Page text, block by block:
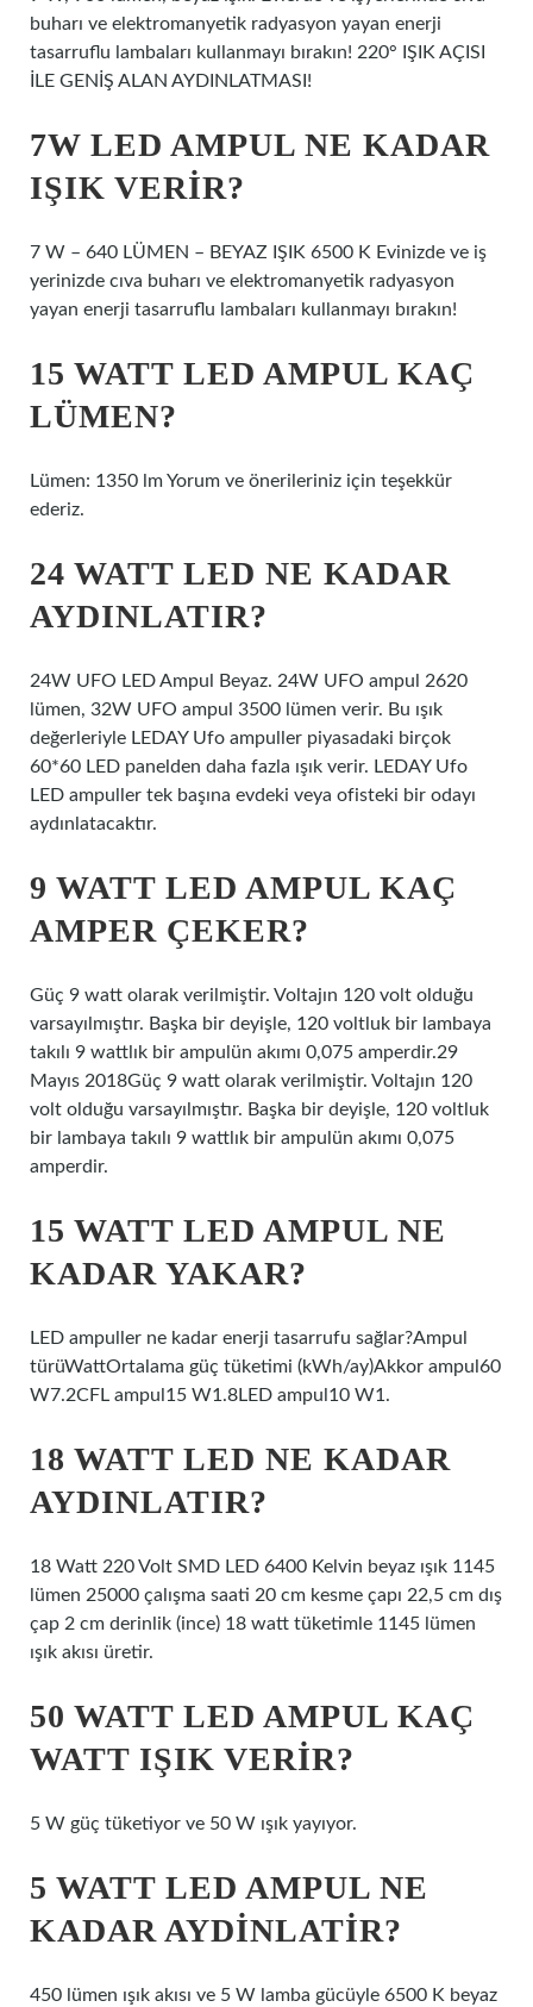
buharı ve elektromanyetik radyasyon yayan enerji
tasarruflu lambaları kullanmayı bırakın! 220° IŞIK AÇISI
İLE GENİŞ ALAN AYDINLATMASI!
7W LED AMPUL NE KADAR
IŞIK VERIR?
7 W – 640 LÜMEN – BEYAZ IŞIK 6500 K Evinizde ve iş
yerinizde cıva buharı ve elektromanyetik radyasyon
yayan enerji tasarruflu lambaları kullanmayı bırakın!
15 WATT LED AMPUL KAÇ
LÜMEN?
Lümen: 1350 lm Yorum ve önerileriniz için teşekkür
ederiz.
24 WATT LED NE KADAR
AYDINLATIR?
24W UFO LED Ampul Beyaz. 24W UFO ampul 2620
lümen, 32W UFO ampul 3500 lümen verir. Bu ışık
değerleriyle LEDAY Ufo ampuller piyasadaki birçok
60*60 LED panelden daha fazla ışık verir. LEDAY Ufo
LED ampuller tek başına evdeki veya ofisteki bir odayı
aydınlatacaktır.
9 WATT LED AMPUL KAÇ
AMPER ÇEKER?
Güç 9 watt olarak verilmiştir. Voltajın 120 volt olduğu
varsayılmıştır. Başka bir deyişle, 120 voltluk bir lambaya
takılı 9 wattlık bir ampulün akımı 0,075 amperdir.29
Mayıs 2018Güç 9 watt olarak verilmiştir. Voltajın 120
volt olduğu varsayılmıştır. Başka bir deyişle, 120 voltluk
bir lambaya takılı 9 wattlık bir ampulün akımı 0,075
amperdir.
15 WATT LED AMPUL NE
KADAR YAKAR?
LED ampuller ne kadar enerji tasarrufu sağlar?Ampul
türüWattOrtalama güç tüketimi (kWh/ay)Akkor ampul60
W7.2CFL ampul15 W1.8LED ampul10 W1.
18 WATT LED NE KADAR
AYDINLATIR?
18 Watt 220 Volt SMD LED 6400 Kelvin beyaz ışık 1145
lümen 25000 çalışma saati 20 cm kesme çapı 22,5 cm dış
çap 2 cm derinlik (ince) 18 watt tüketimle 1145 lümen
ışık akısı üretir.
50 WATT LED AMPUL KAÇ
WATT IŞIK VERIR?
5 W güç tüketiyor ve 50 W ışık yayıyor.
5 WATT LED AMPUL NE
KADAR AYDINLATIR?
450 lümen ışık akısı ve 5 W lamba gücüyle 6500 K beyaz